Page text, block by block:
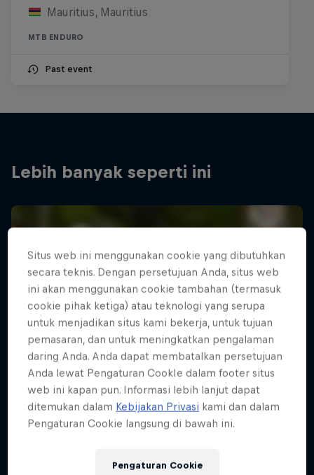
Mauritius, Mauritius
MTB ENDURO
Past event
Lebih banyak seperti ini
Situs web ini menggunakan cookie yang dibutuhkan
secara teknis. Dengan persetujuan Anda, situs web
ini akan menggunakan cookie tambahan (termasuk
cookie pihak ketiga) atau teknologi yang serupa
untuk menjadikan situs kami bekerja, untuk tujuan
pemasaran, dan untuk meningkatkan pengalaman
daring Anda. Anda dapat membatalkan persetujuan
Anda lewat Pengaturan CookIe dalam footer situs
web ini kapan pun. Informasi lebih lanjut dapat
ditemukan dalam Kebijakan Privasi kami dan dalam
Pengaturan Cookie langsung di bawah ini.
Pengaturan Cookie